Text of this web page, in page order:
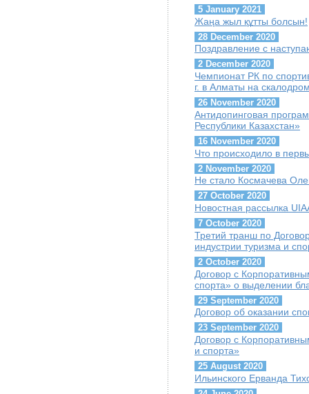
5 January 2021
Жаңа жыл құтты болсын!
28 December 2020
Поздравление с
2 December 2020
Чемпионат РК по
г. в Алматы на
26 November 2020
Антидопинговая
Республики Казахстан»
16 November 2020
Что происходило в
2 November 2020
Не стало Космачева
27 October 2020
Новостная рассылка
7 October 2020
Третий транш по
индустрии туризма и
2 October 2020
Договор с
спорта» о выделении
29 September 2020
Договор об оказании
23 September 2020
Договор с
и спорта»
25 August 2020
Ильинского Ерванда